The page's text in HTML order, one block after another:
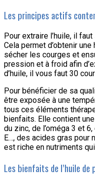
Les principes actifs
Pour extraire l’huile, il
Cela permet d’obtenir
sécher les courges et
pression et à froid afin
d’huile, il vous faut 30
Pour bénéficier de sa
être exposée à une
tous ces éléments
bienfaits. Elle contient
du zinc, de l’oméga 3 et
E…, des acides gras pour
est riche en nutriments
Les bienfaits de l’huile de